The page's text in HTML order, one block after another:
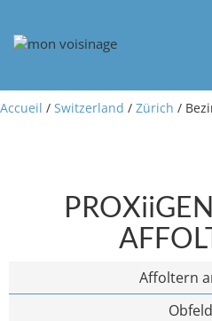
Accueil / Switzerland / Zürich /
Affoltern